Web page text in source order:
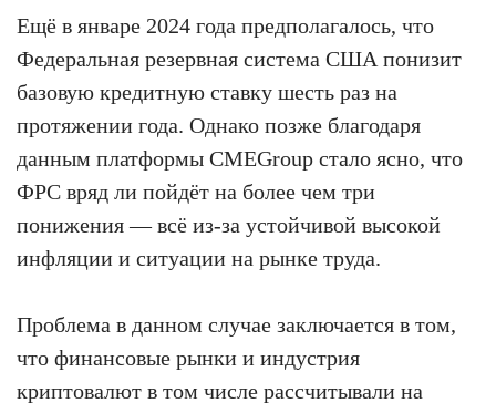
Ещё в январе 2024 года предполагалось, что
Федеральная резервная система США понизит
базовую кредитную ставку шесть раз на
протяжении года. Однако позже благодаря
данным платформы CMEGroup стало ясно, что
ФРС вряд ли пойдёт на более чем три
понижения — всё из-за устойчивой высокой
инфляции и ситуации на рынке труда.
Проблема в данном случае заключается в том,
что финансовые рынки и индустрия
криптовалют в том числе рассчитывали на